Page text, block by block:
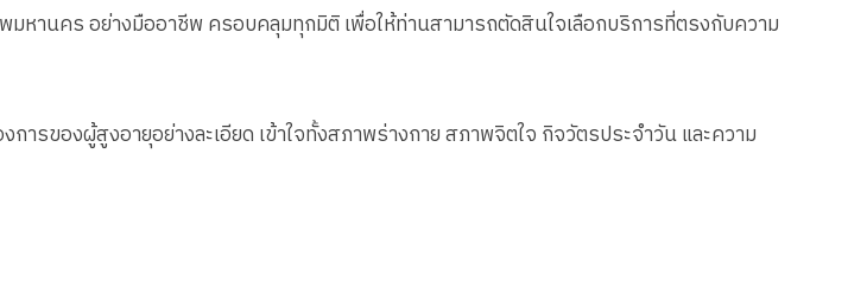
หานคร อย่างมืออาชีพ ครอบคลุมทุกมิติ เพื่อให้ท่านสามารถตัดสินใจเลือกบริการที่ตรงกับความ
ของผู้สูงอายุอย่างละเอียด เข้าใจทั้งสภาพร่างกาย สภาพจิตใจ กิจวัตรประจำวัน และความ